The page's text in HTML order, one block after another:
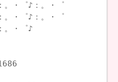
。・゜♪：。・゜
。・゜♪：。・゜
。・゜♪